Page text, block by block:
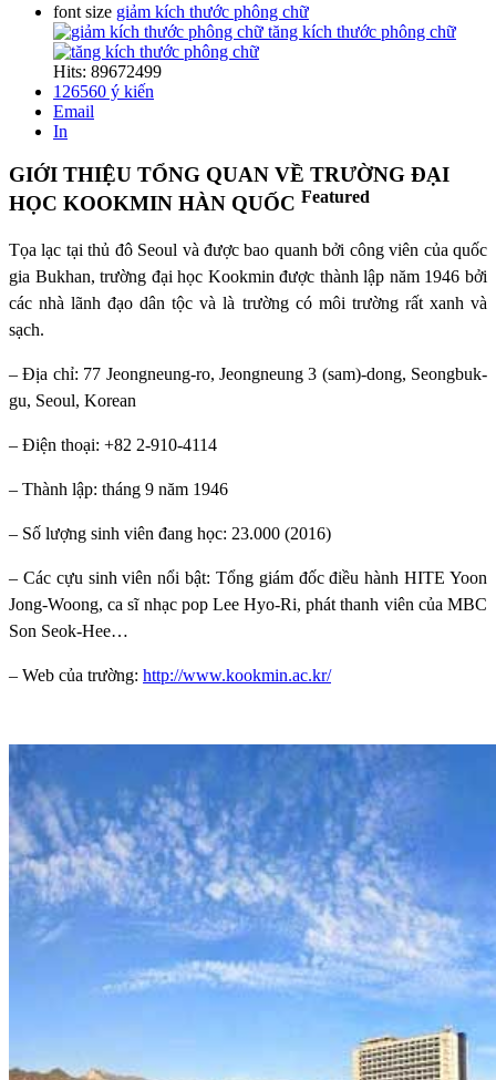
font size giảm kích thước phông chữ
tăng kích thước phông chữ
Hits: 89672499
126560 ý kiến
Email
In
GIỚI THIỆU TỔNG QUAN VỀ TRƯỜNG ĐẠI
HỌC KOOKMIN HÀN QUỐC Featured
Tọa lạc tại thủ đô Seoul và được bao quanh bởi công viên của quốc
gia Bukhan, trường đại học Kookmin được thành lập năm 1946 bởi
các nhà lãnh đạo dân tộc và là trường có môi trường rất xanh và
sạch.
– Địa chỉ: 77 Jeongneung-ro, Jeongneung 3 (sam)-dong, Seongbuk-
gu, Seoul, Korean
– Điện thoại: +82 2-910-4114
– Thành lập: tháng 9 năm 1946
– Số lượng sinh viên đang học: 23.000 (2016)
– Các cựu sinh viên nổi bật: Tổng giám đốc điều hành HITE Yoon
Jong-Woong, ca sĩ nhạc pop Lee Hyo-Ri, phát thanh viên của MBC
Son Seok-Hee…
– Web của trường: http://www.kookmin.ac.kr/